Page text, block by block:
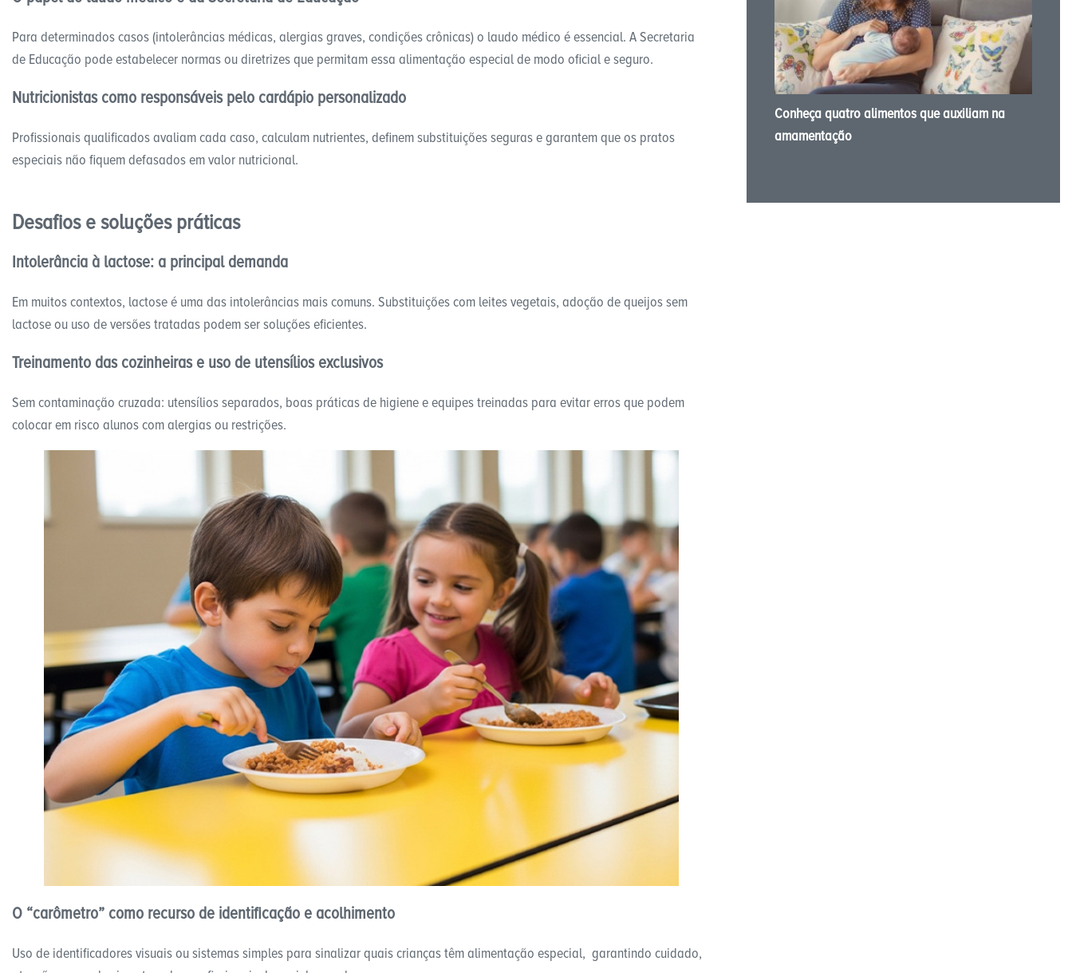
Para determinados casos (intolerâncias médicas, alergias graves, condições crônicas) o laudo médico é essencial. A Secretaria
de Educação pode estabelecer normas ou diretrizes que permitam essa alimentação especial de modo oficial e seguro.
Nutricionistas como responsáveis pelo cardápio personalizado
Profissionais qualificados avaliam cada caso, calculam nutrientes, definem substituições seguras e garantem que os pratos
especiais não fiquem defasados em valor nutricional.
Desafios e soluções práticas
Intolerância à lactose: a principal demanda
Em muitos contextos, lactose é uma das intolerâncias mais comuns. Substituições com leites vegetais, adoção de queijos sem
lactose ou uso de versões tratadas podem ser soluções eficientes.
Treinamento das cozinheiras e uso de utensílios exclusivos
Sem contaminação cruzada: utensílios separados, boas práticas de higiene e equipes treinadas para evitar erros que podem
colocar em risco alunos com alergias ou restrições.
O “carômetro” como recurso de identificação e acolhimento
Uso de identificadores visuais ou sistemas simples para sinalizar quais crianças têm alimentação especial, garantindo cuidado,
Conheça quatro alimentos que auxiliam na
amamentação